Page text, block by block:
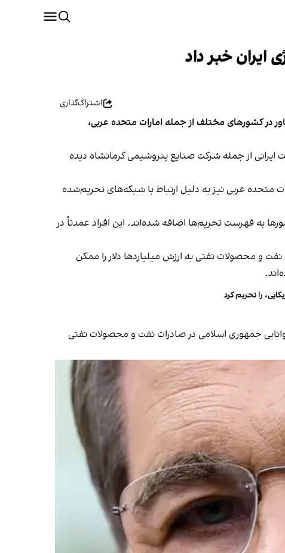
ایران خبر داد
اشتراک‌گذاری
جدید مرتبط با جمهوری اسلامی خبر داد و اعلام کرد بیش از ۵۰ فرد، شرکت و شناور در کشورهای مختلف از جمله امارات متحده عربی،
از جمله شرکت صنایع پتروشیمی کرمانشاه دیده
متحده عربی نیز به دلیل ارتباط با شبکه‌های تحریم‌شده
هند، چین، ترکیه و سایر کشورها به فهرست تحریم‌ها اضافه شده‌اند. این افراد عمدتاً در
نفت و محصولات نفتی به ارزش میلیاردها دلار را ممکن
جمهوری اسلامی در صادرات نفت و محصولات نفتی